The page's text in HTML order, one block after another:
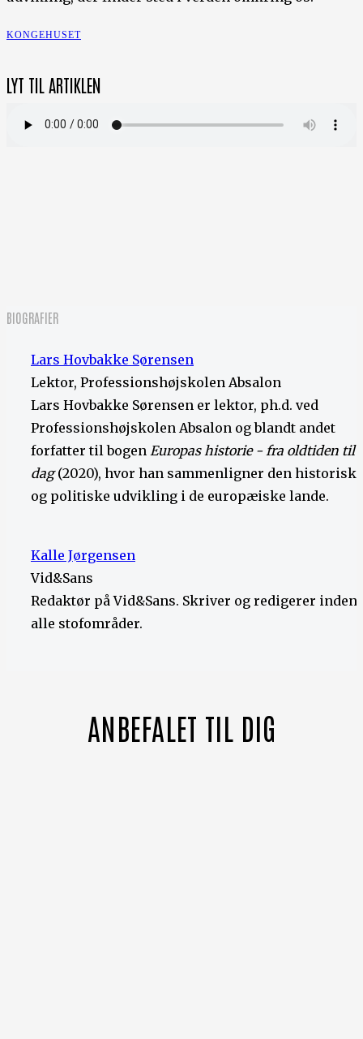
KONGEHUSET
LYT TIL ARTIKLEN
BIOGRAFIER
Lars Hovbakke Sørensen
Lektor, Professionshøjskolen Absalon
Lars Hovbakke Sørensen er lektor, ph.d. ved
Professionshøjskolen Absalon og blandt andet
forfatter til bogen Europas historie - fra oldtiden til i
dag(2020), hvor han sammenligner den historiske
og politiske udvikling i de europæiske lande.
Kalle Jørgensen
Vid&Sans
Redaktør på Vid&Sans. Skriver og redigerer inden
alle stofområder.
ANBEFALET TIL DIG